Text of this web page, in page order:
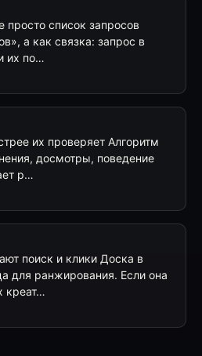
просто список запросов
а как связка: запрос в
их по…
их проверяет Алгоритм
досмотры, поведение
р…
поиск и клики Доска в
для ранжирования. Если она
креат…